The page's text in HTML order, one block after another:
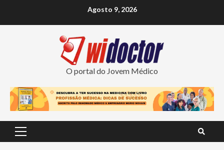
Agosto 9, 2026
O portal do Jovem Médico
Primary